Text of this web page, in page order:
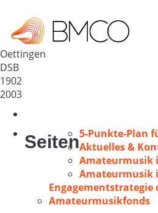
Deutschland
86732
Oettingen
DSB
1902
2003
Seiten5-Punkte-Plan
Aktuelles &
Amateurmusik
Amateurmusik
Engagementstrategie
Amateurmusikfonds